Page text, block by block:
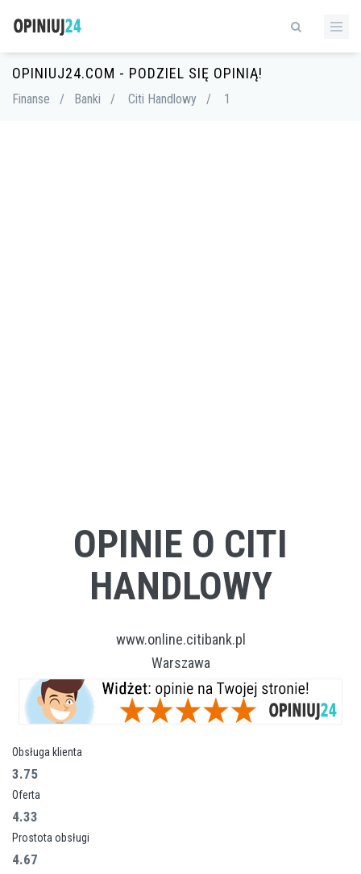
OPINIUJ24.COM - PODZIEL SIĘ OPINIĄ!
Finanse / Banki / Citi Handlowy / 1
OPINIE O CITI
HANDLOWY
www.online.citibank.pl
Warszawa
Obsługa klienta
3.75
Oferta
4.33
Prostota obsługi
4.67